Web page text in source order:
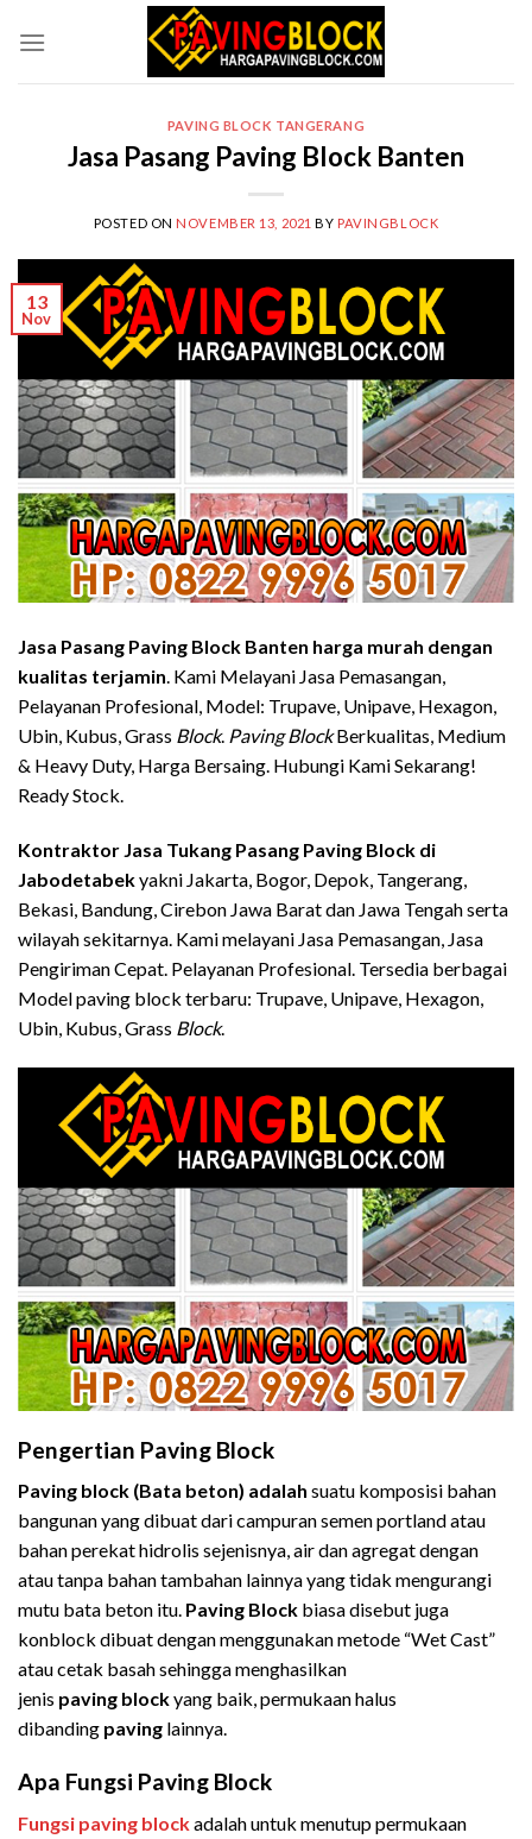
PAVING BLOCK TANGERANG
Jasa Pasang Paving Block Banten
POSTED ON NOVEMBER 13, 2021 BY PAVINGBLOCK
13
Nov
Jasa Pasang Paving Block Banten harga murah dengan
kualitas terjamin. Kami Melayani Jasa Pemasangan,
Pelayanan Profesional, Model: Trupave, Unipave, Hexagon,
Ubin, Kubus, Grass Block. Paving BlockBerkualitas, Medium
& Heavy Duty, Harga Bersaing. Hubungi Kami Sekarang!
Ready Stock.
Kontraktor Jasa Tukang Pasang Paving Block di
Jabodetabekyakni Jakarta, Bogor, Depok, Tangerang,
Bekasi, Bandung, Cirebon Jawa Barat dan Jawa Tengah serta
wilayah sekitarnya. Kami melayani Jasa Pemasangan, Jasa
Pengiriman Cepat. Pelayanan Profesional. Tersedia berbagai
Model paving block terbaru: Trupave, Unipave, Hexagon,
Ubin, Kubus, Grass Block.
Pengertian Paving Block
Paving block (Bata beton) adalah suatu komposisi bahan
bangunan yang dibuat dari campuran semen portland atau
bahan perekat hidrolis sejenisnya, air dan agregat dengan
atau tanpa bahan tambahan lainnya yang tidak mengurangi
mutu bata beton itu. Paving Block biasa disebut juga
konblock dibuat dengan menggunakan metode “Wet Cast”
atau cetak basah sehingga menghasilkan
jenis paving blockyang baik, permukaan halus
dibanding paving lainnya.
Apa Fungsi Paving Block
Fungsi paving blockadalah untuk menutup permukaan